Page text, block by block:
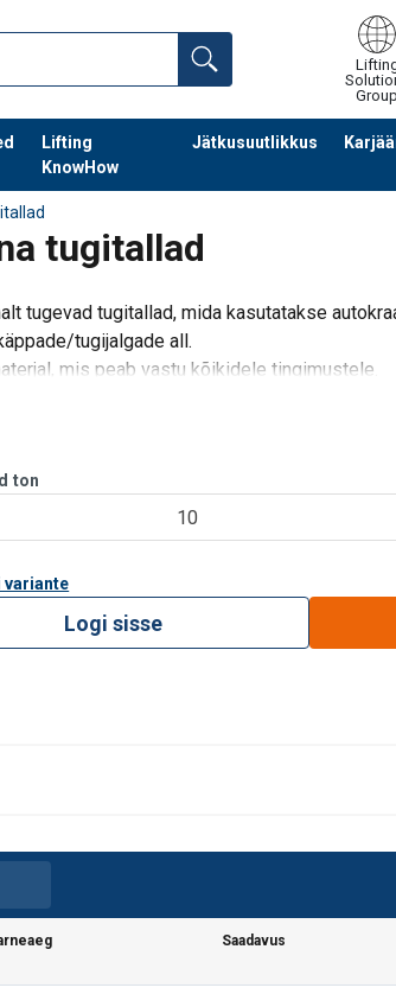
Group
Lifting
KnowHow
Jätkusuutlikkus
Jätka
tugitallad
tugevad tugitallad, mida kasutatakse
tugijalgade all.
mis peab vastu kõikidele tingimustele.
ton
10
variante
Logi sisse
Saadavus